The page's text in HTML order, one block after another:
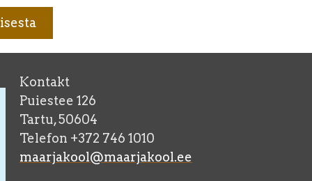
Kontakt
Puiestee 126
Tartu, 50604
Telefon +372 746 1010
maarjakool@maarjakool.ee